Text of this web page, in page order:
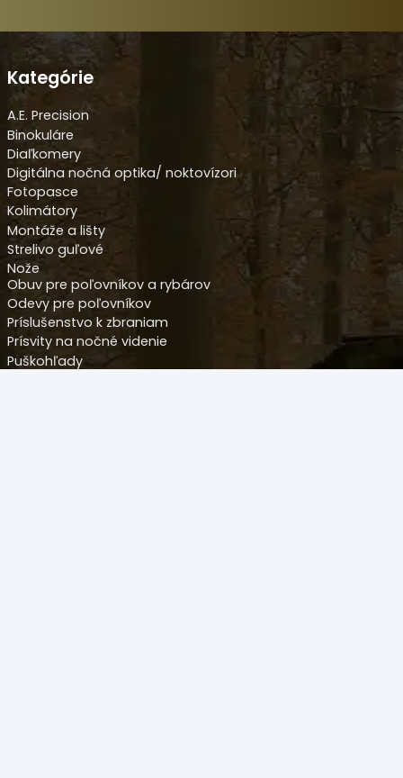
Kategórie
A.E. Precision
Binokuláre
Diaľkomery
Digitálna nočná optika/ noktovízori
Fotopasce
Kolimátory
Montáže a lišty
Strelivo guľové
Nože
Obuv pre poľovníkov a rybárov
Odevy pre poľovníkov
Príslušenstvo k zbraniam
Prísvity na nočné videnie
Puškohľady